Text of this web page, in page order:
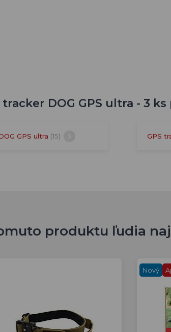
DOG GPS ultra - 3
GPS ultra (15) GPS
produktu ľudia
Nový